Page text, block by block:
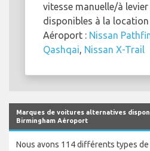
vitesse manuelle/à
disponibles à la
Aéroport : Nissan
Qashqai Nissan X-Trail
Marques de voitures alternatives
Birmingham Aéroport
Nous avons 114 différents types